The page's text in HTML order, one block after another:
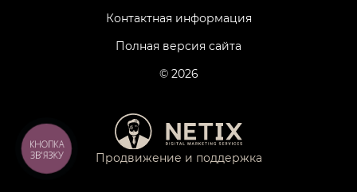
Контактная информация
Полная версия сайта
© 2026
Продвижение и поддержка
КНОПКА
ЗВ'ЯЗКУ